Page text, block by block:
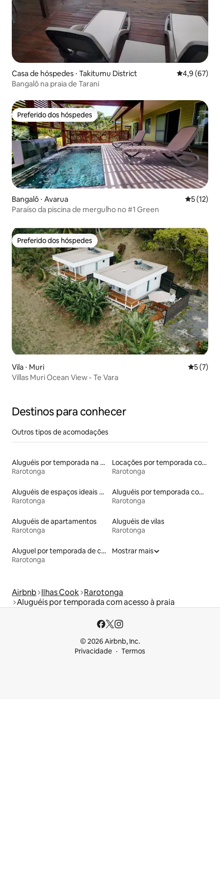
Casa de hóspedes ⋅ Takitumu District 4,9 de uma
4,9 (67)
Bangalô na praia de Tarani
Preferido dos hóspedes
Preferido dos hóspedes
Bangalô ⋅ Avarua 5 de uma
5 (12)
Paraíso da piscina de mergulho no #1 Green
Preferido dos hóspedes
Preferido dos hóspedes
Vila ⋅ Muri 5 de
5 (7)
Villas Muri Ocean View - Te Vara
Destinos para conhecer
Outros tipos de acomodações
Aluguéis por temporada na orla
Rarotonga
Locações por temporada com piscina
Rarotonga
Aluguéis de espaços ideais para famílias
Rarotonga
Aluguéis por temporada com caiaque
Rarotonga
Aluguéis de apartamentos
Rarotonga
Aluguéis de vilas
Rarotonga
Aluguel por temporada de casas de hóspedes
Rarotonga
Mostrar mais
Airbnb Ilhas Cook Rarotonga
Aluguéis por temporada com acesso à praia
© 2026 Airbnb, Inc.
Privacidade
Termos